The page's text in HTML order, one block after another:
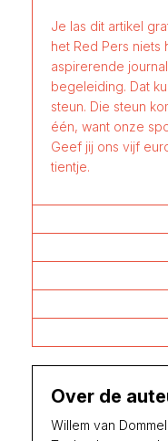
Je las dit artikel
het Red Pers
aspirerende
begeleiding. Dat
steun. Die steun
één, want onze
Geef jij ons vijf
tientje.
Over de
Willem van